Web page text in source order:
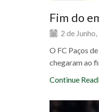
Fim do
2 de
O FC Paços
chegaram ao
Continue